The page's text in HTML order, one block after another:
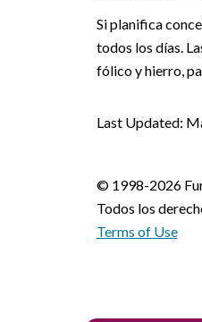
Si planifica
todos los días.
fólico y hierro,
Last Updated:
© 1998-2026
Todos los
Terms of Use